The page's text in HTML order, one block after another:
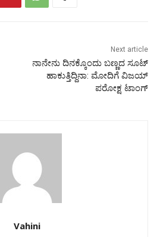
Next article
ನಾನೇನು ದಿನಕ್ಕೊಂದು ಬಣ್ಣದ ಸೂಟ್
ಹಾಕುತ್ತಿದ್ದಿನಾ: ಮೋದಿಗೆ ವಿಜಯ್
ಪರೋಕ್ಷ ಟಾಂಗ್
Vahini